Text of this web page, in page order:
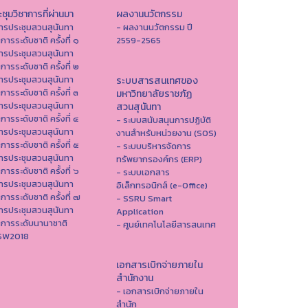
ชุมวิชาการที่ผ่านมา
รประชุมสวนสุนันทา
ารระดับชาติ ครั้งที่ ๑
รประชุมสวนสุนันทา
ารระดับชาติ ครั้งที่ ๒
รประชุมสวนสุนันทา
ารระดับชาติ ครั้งที่ ๓
รประชุมสวนสุนันทา
ารระดับชาติ ครั้งที่ ๔
รประชุมสวนสุนันทา
ารระดับชาติ ครั้งที่ ๕
รประชุมสวนสุนันทา
ารระดับชาติ ครั้งที่ ๖
รประชุมสวนสุนันทา
ารระดับชาติ ครั้งที่ ๗
รประชุมสวนสุนันทา
ารระดับนานาชาติ
ผลงานนวัตกรรม
- ผลงานนวัตกรรม ปี
2559-2565
ระบบสารสนเทศของ
มหาวิทยาลัยราชภัฏ
สวนสุนันทา
- ระบบสนับสนุนการปฏิบัติ
งานสำหรับหน่วยงาน (SOS)
- ระบบบริหารจัดการ
ทรัพยากรองค์กร (ERP)
- ระบบเอกสาร
อิเล็กทรอนิกส์ (e-Office)
- SSRU Smart
Application
- ศูนย์เทคโนโลยีสารสนเทศ
เอกสารเบิกจ่ายภายใน
สำนักงาน
- เอกสารเบิกจ่ายภายใน
สำนัก